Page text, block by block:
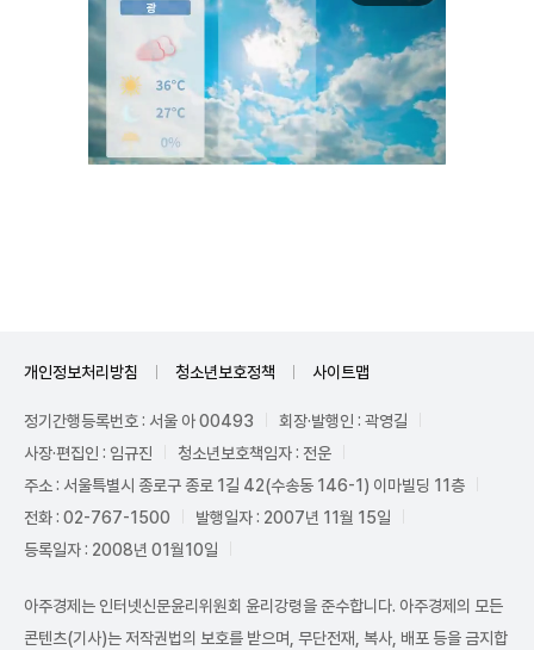
개인정보처리방침 청소년보호정책 사이트맵
정기간행등록번호 : 서울 아 00493
회장·발행인 : 곽영길
사장·편집인 : 임규진
청소년보호책임자 : 전운
주소 : 서울특별시 종로구 종로 1길 42(수송동 146-1) 이마빌딩 11층
전화 : 02-767-1500
발행일자 : 2007년 11월 15일
등록일자 : 2008년 01월10일
아주경제는 인터넷신문윤리위원회 윤리강령을 준수합니다. 아주경제의 모든
콘텐츠(기사)는 저작권법의 보호를 받으며, 무단전재, 복사, 배포 등을 금지합